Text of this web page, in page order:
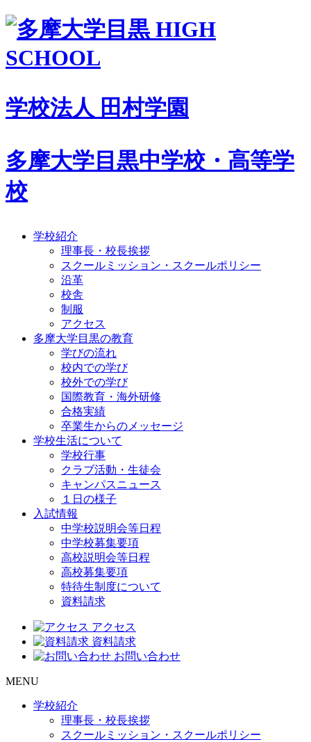
学校法人 田村学園
多摩大学目黒中学校・高等学
校
学校紹介
理事長・校長挨拶
スクールミッション・スクールポリシー
沿革
校舎
制服
アクセス
多摩大学目黒の教育
学びの流れ
校内での学び
校外での学び
国際教育・海外研修
合格実績
卒業生からのメッセージ
学校生活について
学校行事
クラブ活動・生徒会
キャンパスニュース
１日の様子
入試情報
中学校説明会等日程
中学校募集要項
高校説明会等日程
高校募集要項
特待生制度について
資料請求
アクセス
資料請求
お問い合わせ
MENU
学校紹介
理事長・校長挨拶
スクールミッション・スクールポリシー